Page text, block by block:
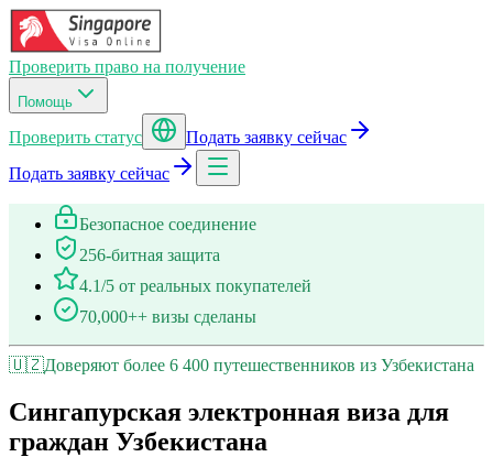
Проверить право на получение
Помощь
Проверить статус
Подать заявку сейчас
Подать заявку сейчас
Безопасное соединение
256-битная защита
4.1/5 от реальных покупателей
70,000++ визы сделаны
🇺🇿Доверяют более 6 400 путешественников из Узбекистана
Сингапурская электронная виза для
граждан Узбекистана